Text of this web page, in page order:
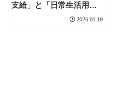
支給」と「日常生活用具
給付制度」って？
2026.01.19